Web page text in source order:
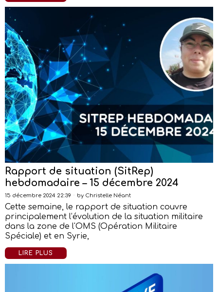
Rapport de situation (SitRep)
hebdomadaire – 15 décembre 2024
15 décembre 2024 22:39 by Christelle Néant
Cette semaine, le rapport de situation couvre
principalement l’évolution de la situation militaire
dans la zone de l'OMS (Opération Militaire
Spéciale) et en Syrie,
LIRE PLUS